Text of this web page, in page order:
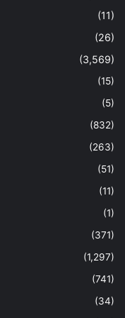
(11)
(26)
(3,569)
(15)
(5)
(832)
(263)
(51)
(11)
(1)
(371)
(1,297)
(741)
(34)